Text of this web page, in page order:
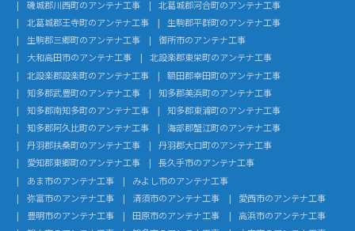
磯城郡川西町のアンテナ工事
北葛城郡河合町のアンテナ工事
北葛城郡王寺町のアンテナ工事
生駒郡平群町のアンテナ工事
生駒郡三郷町のアンテナ工事
御所市のアンテナ工事
大和高田市のアンテナ工事
北設楽郡東栄町のアンテナ工事
北設楽郡設楽町のアンテナ工事
額田郡幸田町のアンテナ工事
知多郡武豊町のアンテナ工事
知多郡美浜町のアンテナ工事
知多郡南知多町のアンテナ工事
知多郡東浦町のアンテナ工事
知多郡阿久比町のアンテナ工事
海部郡蟹江町のアンテナ工事
丹羽郡扶桑町のアンテナ工事
丹羽郡大口町のアンテナ工事
愛知郡東郷町のアンテナ工事
長久手市のアンテナ工事
あま市のアンテナ工事
みよし市のアンテナ工事
弥富市のアンテナ工事
清須市のアンテナ工事
愛西市のアンテナ工事
豊明市のアンテナ工事
田原市のアンテナ工事
高浜市のアンテナ工事